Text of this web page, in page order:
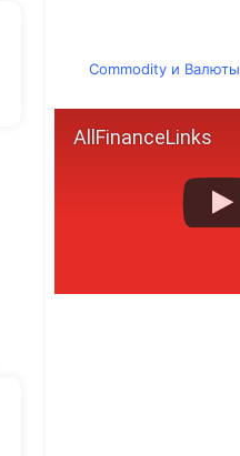
Commodity и Валюты
AllFinanceLinks